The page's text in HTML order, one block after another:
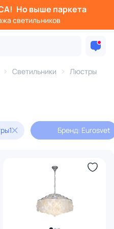
Но выше паркета
светильников
Светильники Люстры
1 Бренд: Eurosvet